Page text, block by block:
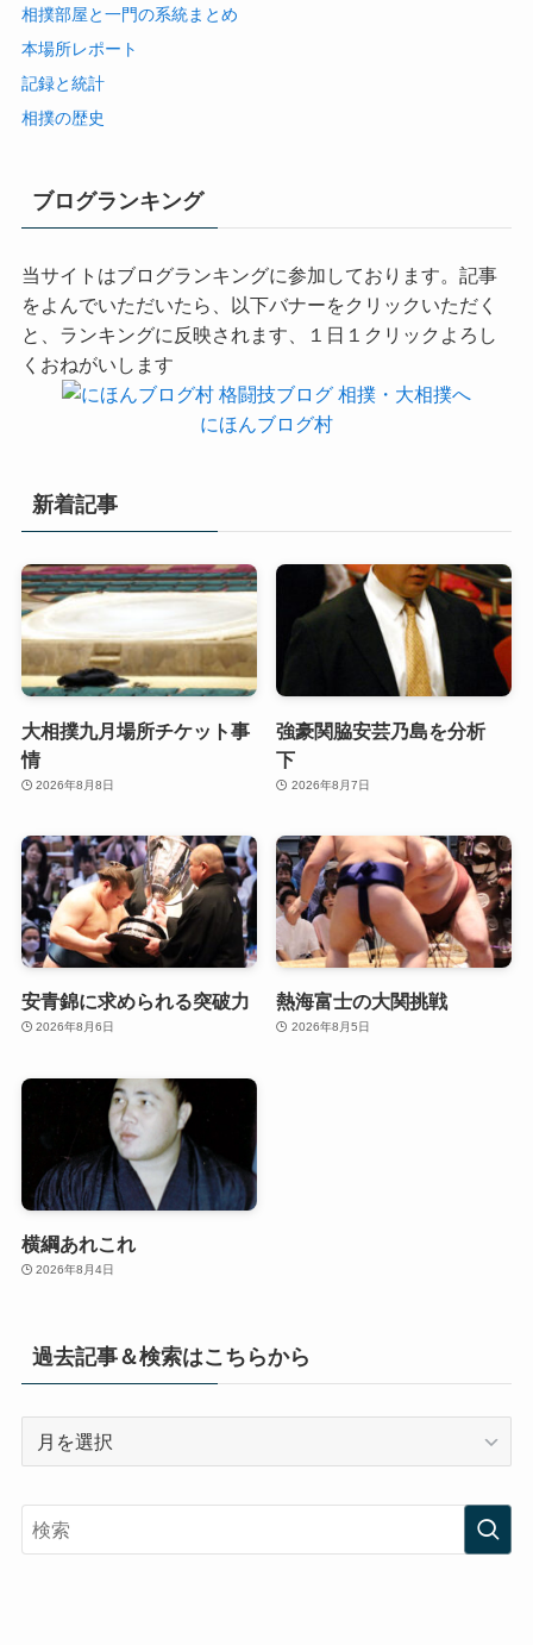
相撲部屋と一門の系統まとめ
本場所レポート
記録と統計
相撲の歴史
ブログランキング
当サイトはブログランキングに参加しております。記事
をよんでいただいたら、以下バナーをクリックいただく
と、ランキングに反映されます、１日１クリックよろし
くおねがいします
にほんブログ村
新着記事
大相撲九月場所チケット事
情
2026年8月8日
強豪関脇安芸乃島を分析
下
2026年8月7日
安青錦に求められる突破力
2026年8月6日
熱海富士の大関挑戦
2026年8月5日
横綱あれこれ
2026年8月4日
過去記事＆検索はこちらから
事
＆